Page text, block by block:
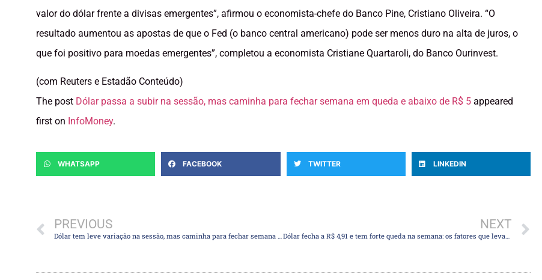
valor do dólar frente a divisas emergentes”, afirmou o economista-chefe do Banco Pine, Cristiano Oliveira. “O
resultado aumentou as apostas de que o Fed (o banco central americano) pode ser menos duro na alta de juros, o
que foi positivo para moedas emergentes”, completou a economista Cristiane Quartaroli, do Banco Ourinvest.
(com Reuters e Estadão Conteúdo)
The post Dólar passa a subir na sessão, mas caminha para fechar semana em queda e abaixo de R$ 5 appeared
first on InfoMoney.
WHATSAPP FACEBOOK TWITTER LINKEDIN
PREVIOUS NEXT